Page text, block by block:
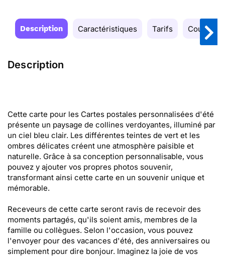
Description Caractéristiques Tarifs Couleurs
Description
Cette carte pour les Cartes postales personnalisées d'été
présente un paysage de collines verdoyantes, illuminé par
un ciel bleu clair. Les différentes teintes de vert et les
ombres délicates créent une atmosphère paisible et
naturelle. Grâce à sa conception personnalisable, vous
pouvez y ajouter vos propres photos souvenir,
transformant ainsi cette carte en un souvenir unique et
mémorable.
Receveurs de cette carte seront ravis de recevoir des
moments partagés, qu'ils soient amis, membres de la
famille ou collègues. Selon l'occasion, vous pouvez
l'envoyer pour des vacances d'été, des anniversaires ou
simplement pour dire bonjour. Imaginez la joie de vos